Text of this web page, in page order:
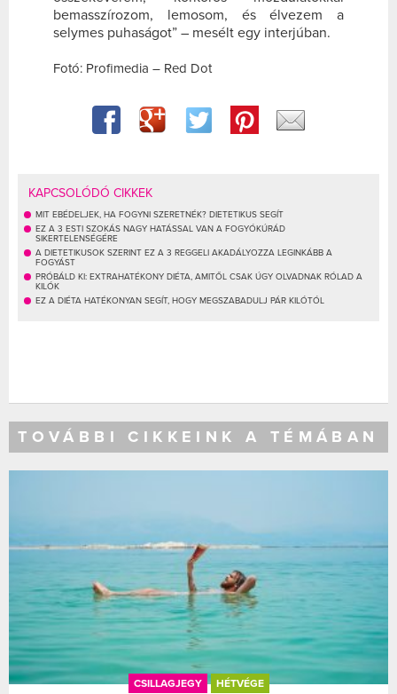
bemasszírozom, lemosom, és élvezem a
selymes puhaságot” – mesélt egy interjúban.
Fotó: Profimedia – Red Dot
KAPCSOLÓDÓ CIKKEK
MIT EBÉDELJEK, HA FOGYNI SZERETNÉK? DIETETIKUS SEGÍT
EZ A 3 ESTI SZOKÁS NAGY HATÁSSAL VAN A FOGYÓKÚRÁD
SIKERTELENSÉGÉRE
A DIETETIKUSOK SZERINT EZ A 3 REGGELI AKADÁLYOZZA LEGINKÁBB A
FOGYÁST
PRÓBÁLD KI: EXTRAHATÉKONY DIÉTA, AMITŐL CSAK ÚGY OLVADNAK RÓLAD A
KILÓK
EZ A DIÉTA HATÉKONYAN SEGÍT, HOGY MEGSZABADULJ PÁR KILÓTÓL
TOVÁBBI CIKKEINK A TÉMÁBAN
CSILLAGJEGY HÉTVÉGE